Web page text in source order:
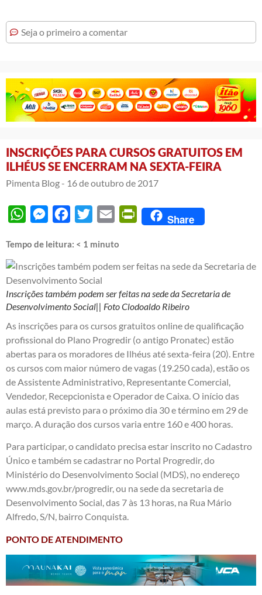
Seja o primeiro a comentar
INSCRIÇÕES PARA CURSOS GRATUITOS EM
ILHÉUS SE ENCERRAM NA SEXTA-FEIRA
Pimenta Blog - 16 de outubro de 2017
WhatsAppMessengerFacebook
Twitter Email PrintFriendly
Share
Tempo de leitura: < 1 minuto
Inscrições também podem ser feitas na sede da Secretaria de
Desenvolvimento Social|| Foto Clodoaldo Ribeiro
As inscrições para os cursos gratuitos online de qualificação
profissional do Plano Progredir (o antigo Pronatec) estão
abertas para os moradores de Ilhéus até sexta-feira (20). Entre
os cursos com maior número de vagas (19.250 cada), estão os
de Assistente Administrativo, Representante Comercial,
Vendedor, Recepcionista e Operador de Caixa. O início das
aulas está previsto para o próximo dia 30 e término em 29 de
março. A duração dos cursos varia entre 160 e 400 horas.
Para participar, o candidato precisa estar inscrito no Cadastro
Único e também se cadastrar no Portal Progredir, do
Ministério do Desenvolvimento Social (MDS), no endereço
www.mds.gov.br/progredir, ou na sede da secretaria de
Desenvolvimento Social, das 7 às 13 horas, na Rua Mário
Alfredo, S/N, bairro Conquista.
PONTO DE ATENDIMENTO